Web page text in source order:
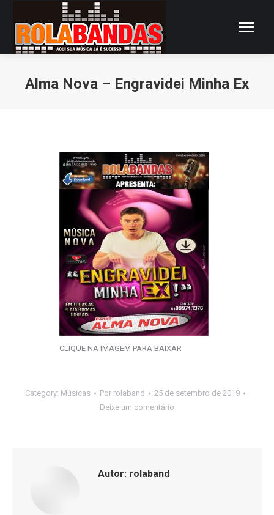
Alma Nova – Engravidei Minha Ex
CLIQUE NA IMAGEM PARA BAIXAR
Category: Músicas Por rolaband
25 de setembro de 2019
Deixe um comentário
Autor: rolaband